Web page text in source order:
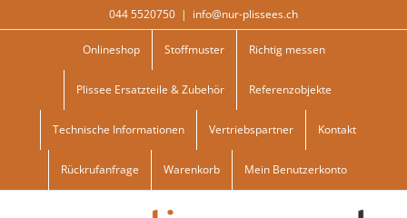
to
044 5520750 | info@nur-plissees.ch
Onlineshop Stoffmuster Richtig messen
Plissee Ersatzteile & Zubehör Referenzobjekte
Technische Informationen Vertriebspartner Kontakt
Rückrufanfrage Warenkorb Mein Benutzerkonto